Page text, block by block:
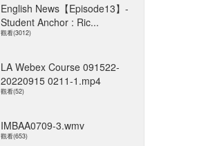
English News【Episode13】-
Student Anchor : Ric...
觀看(3012)
LA Webex Course 091522-
20220915 0211-1.mp4
觀看(52)
IMBAA0709-3.wmv
觀看(653)